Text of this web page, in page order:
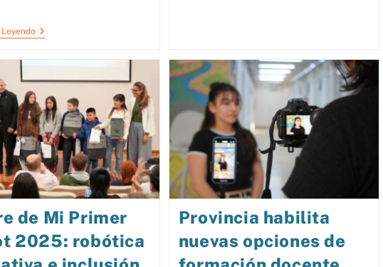
de Mi Primer
2025: robótica
Provincia habilita
nuevas opciones de